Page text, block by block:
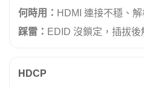
何時用： HDMI 連接不穩、
踩雷： EDID 沒鎖定，插拔後
HDCP